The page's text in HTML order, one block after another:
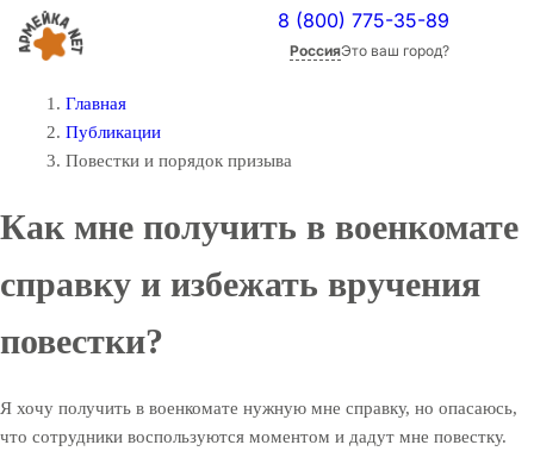
8 (800) 775-35-89
РоссияЭто ваш город?
Главная
Публикации
Повестки и порядок призыва
Как мне получить в военкомате
справку и избежать вручения
повестки?
Я хочу получить в военкомате нужную мне справку, но опасаюсь,
что сотрудники воспользуются моментом и дадут мне повестку.